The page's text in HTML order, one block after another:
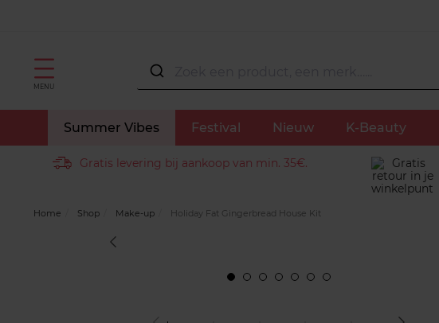
MENU
Summer Vibes Festival Nieuw K-Beauty
Gratis levering bij aankoop van min. 35€.
Home Shop Make-up Holiday Fat Gingerbread House Kit